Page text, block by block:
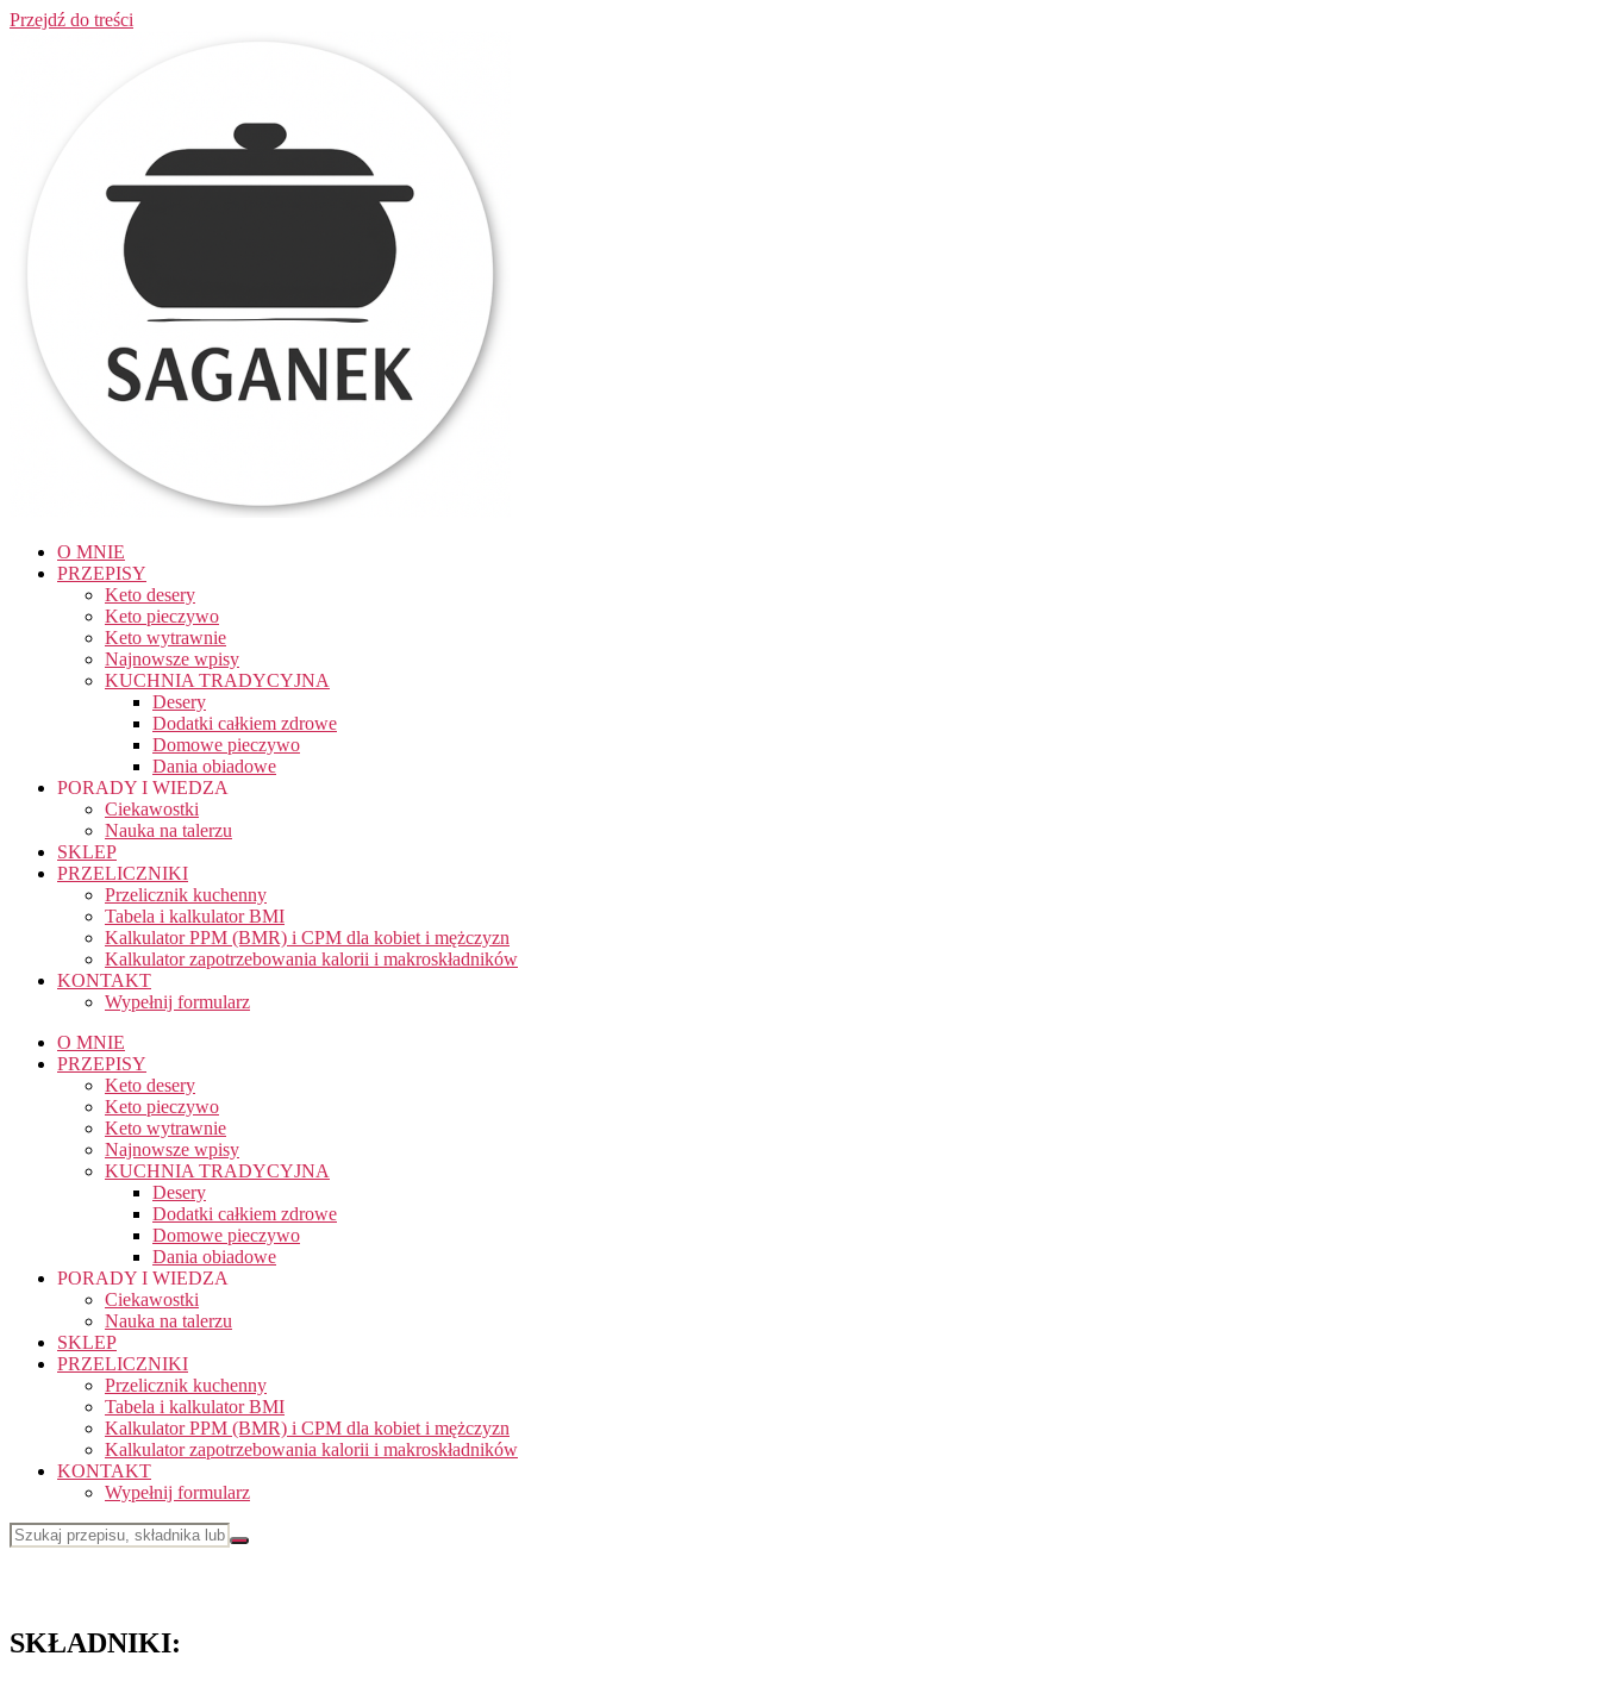
Przejdź do treści
O MNIE
PRZEPISY
Keto desery
Keto pieczywo
Keto wytrawnie
Najnowsze wpisy
KUCHNIA TRADYCYJNA
Desery
Dodatki całkiem zdrowe
Domowe pieczywo
Dania obiadowe
PORADY I WIEDZA
Ciekawostki
Nauka na talerzu
SKLEP
PRZELICZNIKI
Przelicznik kuchenny
Tabela i kalkulator BMI
Kalkulator PPM (BMR) i CPM dla kobiet i mężczyzn
Kalkulator zapotrzebowania kalorii i makroskładników
KONTAKT
Wypełnij formularz
O MNIE
PRZEPISY
Keto desery
Keto pieczywo
Keto wytrawnie
Najnowsze wpisy
KUCHNIA TRADYCYJNA
Desery
Dodatki całkiem zdrowe
Domowe pieczywo
Dania obiadowe
PORADY I WIEDZA
Ciekawostki
Nauka na talerzu
SKLEP
PRZELICZNIKI
Przelicznik kuchenny
Tabela i kalkulator BMI
Kalkulator PPM (BMR) i CPM dla kobiet i mężczyzn
Kalkulator zapotrzebowania kalorii i makroskładników
KONTAKT
Wypełnij formularz
SKŁADNIKI: